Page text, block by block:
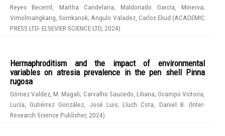
Reyes Becerril, Martha Candelaria;Maldonado García, Minerva;
Vimolmangkang, Sornkanok; Angulo Valadez, Carlos Eliud (ACADEMIC
PRESS LTD- ELSEVIER SCIENCE LTD 2024)
Hermaphroditism and the impact of environmental
variables on atresia prevalence in the pen shell Pinna
rugosa
Gómez Valdez, M. Magali; Carvalho Saucedo, Liliana; Ocampo Victoria,
Lucía;Gutiérrez González, José Luis;Lluch Cota, Daniel B. (Inter-
Research Science Publisher, 2024)